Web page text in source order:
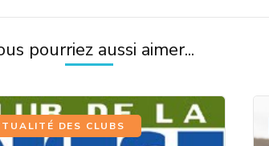
pourriez aussi aimer...
DES CLUBS